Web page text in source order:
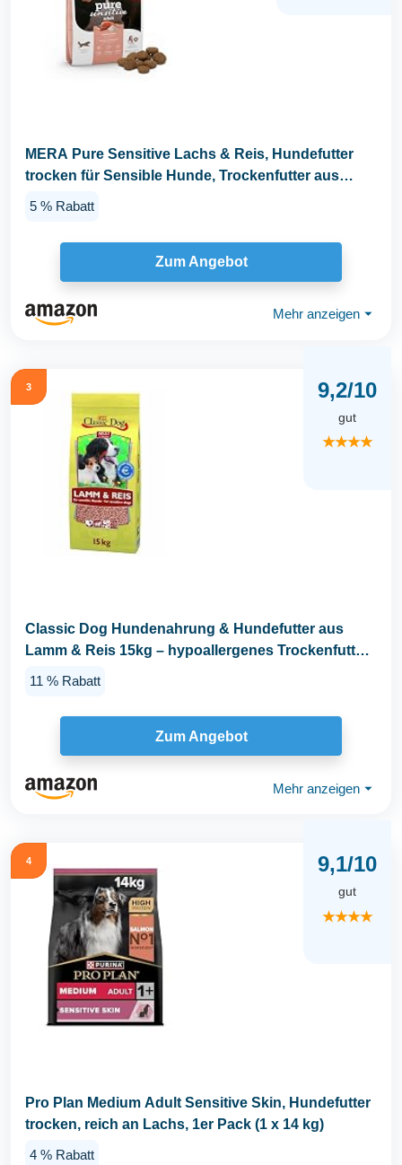
MERA Pure Sensitive Lachs & Reis, Hundefutter
trocken für Sensible Hunde, Trockenfutter aus
5 % Rabatt
Zum Angebot
Mehr anzeigen ⏷
3 9,2/10
gut
★★★★
Classic Dog Hundenahrung & Hundefutter aus
Lamm & Reis 15kg – hypoallergenes Trockenfutter
11 % Rabatt
Zum Angebot
Mehr anzeigen ⏷
4 9,1/10
gut
★★★★
Pro Plan Medium Adult Sensitive Skin, Hundefutter
trocken, reich an Lachs, 1er Pack (1 x 14 kg)
4 % Rabatt